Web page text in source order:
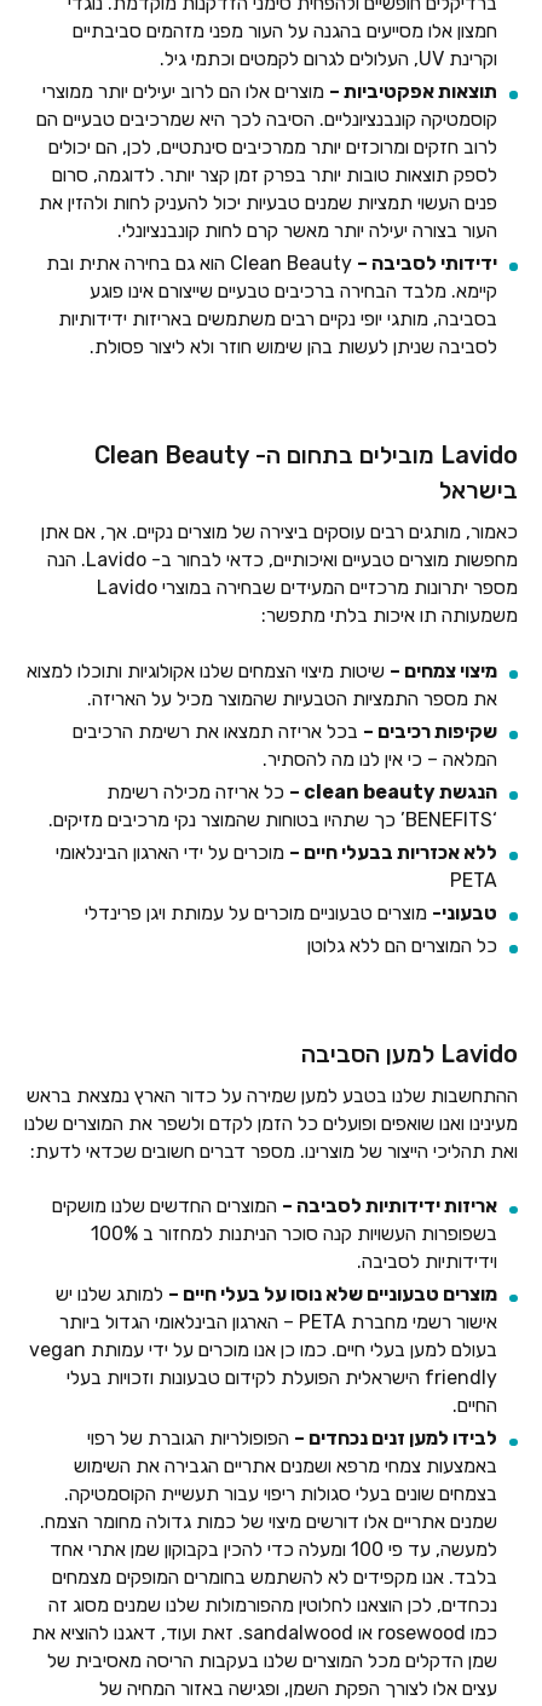
חמצון אלו מסייעים בהגנה על העור מפני מזהמים סביבתיים
וקרינת UV, העלולים לגרום לקמטים וכתמי גיל.
תוצאות אפקטיביות – מוצרים אלו הם לרוב יעילים יותר ממוצרי
קוסמטיקה קונבנציונליים. הסיבה לכך היא שמרכיבים טבעיים הם
לרוב חזקים ומרוכזים יותר ממרכיבים סינתטיים, לכן, הם יכולים
לספק תוצאות טובות יותר בפרק זמן קצר יותר. לדוגמה, סרום
פנים העשוי תמציות שמנים טבעיות יכול להעניק לחות ולהזין את
העור בצורה יעילה יותר מאשר קרם לחות קונבנציונלי.
ידידותי לסביבה –
Clean Beauty הוא גם בחירה אתית ובת
קיימא. מלבד הבחירה ברכיבים טבעיים שייצורם אינו פוגע
בסביבה, מותגי יופי נקיים רבים משתמשים באריזות ידידותיות
לסביבה שניתן לעשות בהן שימוש חוזר ולא ליצור פסולת.
Lavido מובילים בתחום ה- Clean Beauty
בישראל
כאמור, מותגים רבים עוסקים ביצירה של מוצרים נקיים. אך, אם אתן
מחפשות מוצרים טבעיים ואיכותיים, כדאי לבחור ב- Lavido. הנה
מספר יתרונות מרכזיים המעידים שבחירה במוצרי Lavido
משמעותה תו איכות בלתי מתפשר:
מיצוי צמחים – שיטות מיצוי הצמחים שלנו אקולוגיות ותוכלו למצוא
את מספר התמציות הטבעיות שהמוצר מכיל על האריזה.
שקיפות רכיבים – בכל אריזה תמצאו את רשימת הרכיבים
המלאה – כי אין לנו מה להסתיר.
הנגשת clean beauty –
כל אריזה מכילה רשימת
‘BENEFITS’ כך שתהיו בטוחות שהמוצר נקי מרכיבים מזיקים.
ללא אכזריות בבעלי חיים – מוכרים על ידי הארגון הבינלאומי
PETA
טבעוני- מוצרים טבעוניים מוכרים על עמותת ויגן פרינדלי
כל המוצרים הם ללא גלוטן
Lavido למען הסביבה
ההתחשבות שלנו בטבע למען שמירה על כדור הארץ נמצאת בראש
מעינינו ואנו שואפים ופועלים כל הזמן לקדם ולשפר את המוצרים שלנו
ואת תהליכי הייצור של מוצרינו. מספר דברים חשובים שכדאי לדעת:
אריזות ידידותיות לסביבה – המוצרים החדשים שלנו מושקים
בשפופרות העשויות קנה סוכר הניתנות למחזור ב 100%
וידידותיות לסביבה.
מוצרים טבעוניים שלא נוסו על בעלי חיים – למותג שלנו יש
אישור רשמי מחברת PETA – הארגון הבינלאומי הגדול ביותר
בעולם למען בעלי חיים. כמו כן אנו מוכרים על ידי עמותת vegan
friendly הישראלית הפועלת לקידום טבעונות וזכויות בעלי
החיים.
לבידו למען זנים נכחדים – הפופולריות הגוברת של רפוי
באמצעות צמחי מרפא ושמנים אתריים הגבירה את השימוש
בצמחים שונים בעלי סגולות ריפוי עבור תעשיית הקוסמטיקה.
שמנים אתריים אלו דורשים מיצוי של כמות גדולה מחומר הצמח.
למעשה, עד פי 100 ומעלה כדי להכין בקבוקון שמן אתרי אחד
בלבד. אנו מקפידים לא להשתמש בחומרים המופקים מצמחים
נכחדים, לכן הוצאנו לחלוטין מהפורמולות שלנו שמנים מסוג זה
כמו rosewood או sandalwood. זאת ועוד, דאגנו להוציא את
שמן הדקלים מכל המוצרים שלנו בעקבות הריסה מאסיבית של
עצים אלו לצורך הפקת השמן, ופגישה באזור המחיה של